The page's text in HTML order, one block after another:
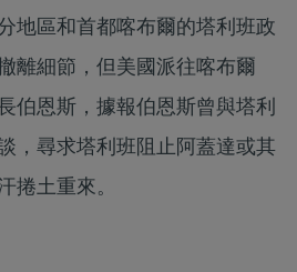
地區和首都喀布爾的塔利班政
離細節，但美國派往喀布爾
伯恩斯，據報伯恩斯曾與塔利
，尋求塔利班阻止阿蓋達或其
捲土重來。